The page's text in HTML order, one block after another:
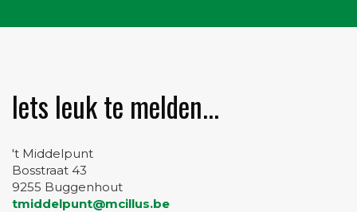
Iets leuk te melden...
't Middelpunt
Bosstraat 43
9255 Buggenhout
tmiddelpunt@mcillus.be